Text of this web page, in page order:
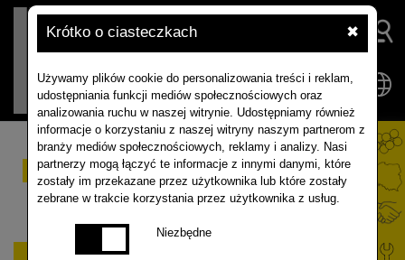
Krótko o ciasteczkach ✖
Używamy plików cookie do personalizowania treści i reklam,
udostępniania funkcji mediów społecznościowych oraz
analizowania ruchu w naszej witrynie. Udostępniamy również
informacje o korzystaniu z naszej witryny naszym partnerom z
branży mediów społecznościowych, reklamy i analizy. Nasi
partnerzy mogą łączyć te informacje z innymi danymi, które
zostały im przekazane przez użytkownika lub które zostały
zebrane w trakcie korzystania przez użytkownika z usług.
Niezbędne
RAPOOL Kalkulator
wysiewu